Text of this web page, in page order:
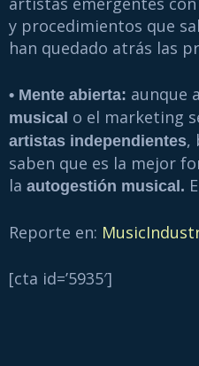
y procedimientos que
han quedado atrás las
• Mente abierta: aunque
musical o el marketing
artistas independientes,
saben que es la mejor
la autogestión musical.
Reporte en:
[cta id=’5935′]